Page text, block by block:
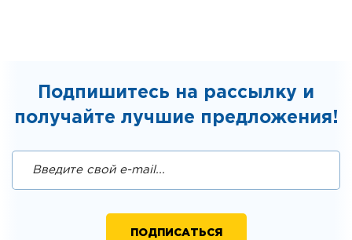
Подпишитесь на рассылку и
получайте лучшие предложения!